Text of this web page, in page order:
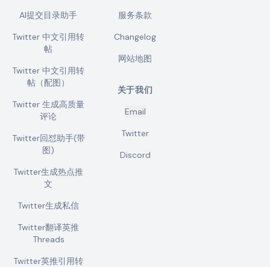
AI提交目录助手
Twitter 中文引用转
帖
Twitter 中文引用转
帖（配图）
Twitter 生成高质量
评论
Twitter回怼助手(带
图)
Twitter生成热点推
文
Twitter生成私信
Twitter翻译英推
Threads
Twitter英推引用转
服务条款
Changelog
网站地图
关于我们
Email
Twitter
Discord